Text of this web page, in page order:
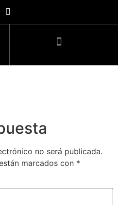
no será publicada.
marcados con *